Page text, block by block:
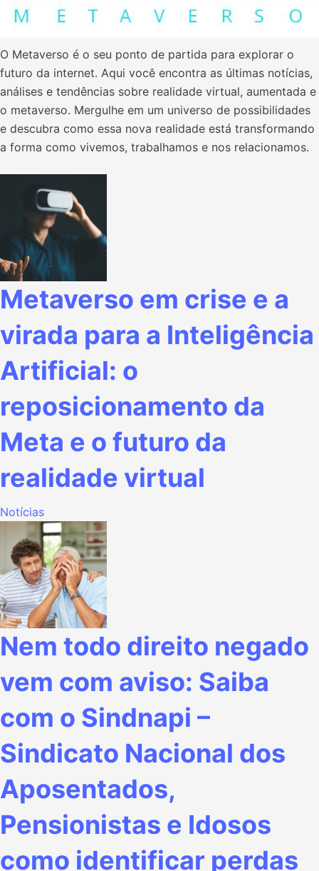
O Metaverso é o seu ponto de partida para explorar o
futuro da internet. Aqui você encontra as últimas notícias,
análises e tendências sobre realidade virtual, aumentada e
o metaverso. Mergulhe em um universo de possibilidades
e descubra como essa nova realidade está transformando
a forma como vivemos, trabalhamos e nos relacionamos.
Metaverso em crise e a
virada para a Inteligência
Artificial: o
reposicionamento da
Meta e o futuro da
realidade virtual
Notícias
Nem todo direito negado
vem com aviso: Saiba
com o Sindnapi –
Sindicato Nacional dos
Aposentados,
Pensionistas e Idosos
como identificar perdas